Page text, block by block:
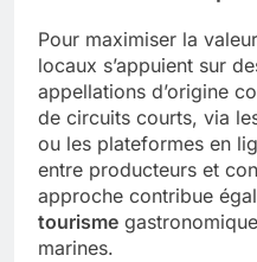
Pour maximiser la
locaux s’appuient sur
appellations d’origine
de circuits courts, via
ou les plateformes en
entre producteurs et
approche contribue
tourisme
marines.